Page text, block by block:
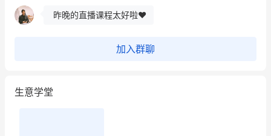
昨晚的直播课程太好啦❤️
加入群聊
生意学堂